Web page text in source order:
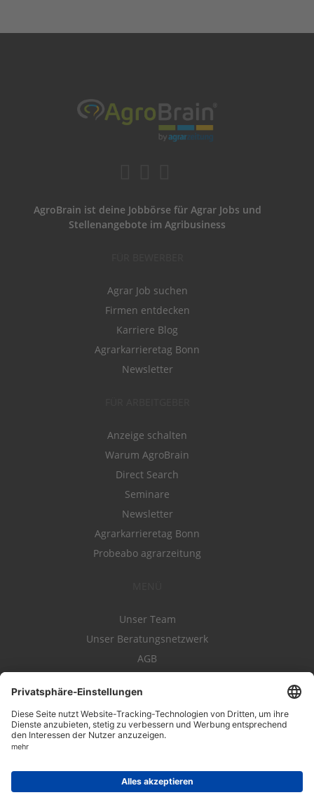
AgroBrain ist deine Jobbörse für Agrar Jobs und
Stellenangebote im Agribusiness
Agrar Job suchen
Firmen entdecken
Karriere Blog
Agrarkarrieretag Bonn
Newsletter
Anzeige schalten
Warum AgroBrain
Direct Search
Seminare
Newsletter
Agrarkarrieretag Bonn
Probeabo agrarzeitung
Unser Team
Unser Beratungsnetzwerk
AGB
Datenschutz
Impressum
Kontakt